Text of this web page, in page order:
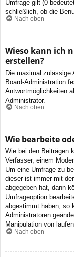
Umfrage gilt (0
schließlich, ob die
Nach oben
Wieso kann ich
erstellen?
Die maximal zulässige
Board-Administration
Antwortmöglichkeiten
Administrator.
Nach oben
Wie bearbeite
Wie bei den Beiträgen
Verfasser, einem
Um eine Umfrage zu
dieser ist immer mit
abgegeben hat, dann
Umfrageoption
abgestimmt haben, so
Administratoren
Manipulation von
Nach oben